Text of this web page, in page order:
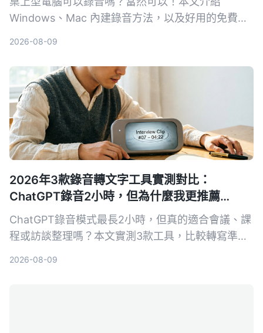
Windows、Mac 內建錄音方法，以及好用的免費錄
2026-08-09
2026年3款錄音轉文字工具實測對比：
ChatGPT錄音2小時，但為什麼我更推薦
Tinrec？
ChatGPT錄音模式最長2小時，但真的適合會議、課
程或訪談整理嗎？本文實測3款工具，比較轉寫準確
2026-08-09